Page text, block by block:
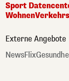
Sport
Wohnen
Externe Angebote
NewsFlix